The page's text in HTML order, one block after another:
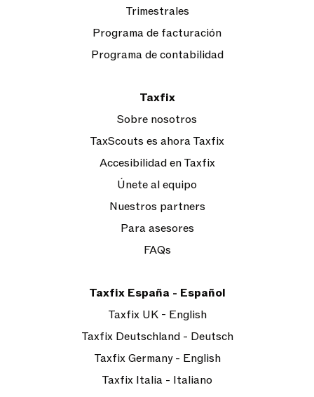
Trimestrales
Programa de facturación
Programa de contabilidad
Taxfix
Sobre nosotros
TaxScouts es ahora Taxfix
Accesibilidad en Taxfix
Únete al equipo
Nuestros partners
Para asesores
FAQs
Taxfix España - Español
Taxfix UK - English
Taxfix Deutschland - Deutsch
Taxfix Germany - English
Taxfix Italia - Italiano